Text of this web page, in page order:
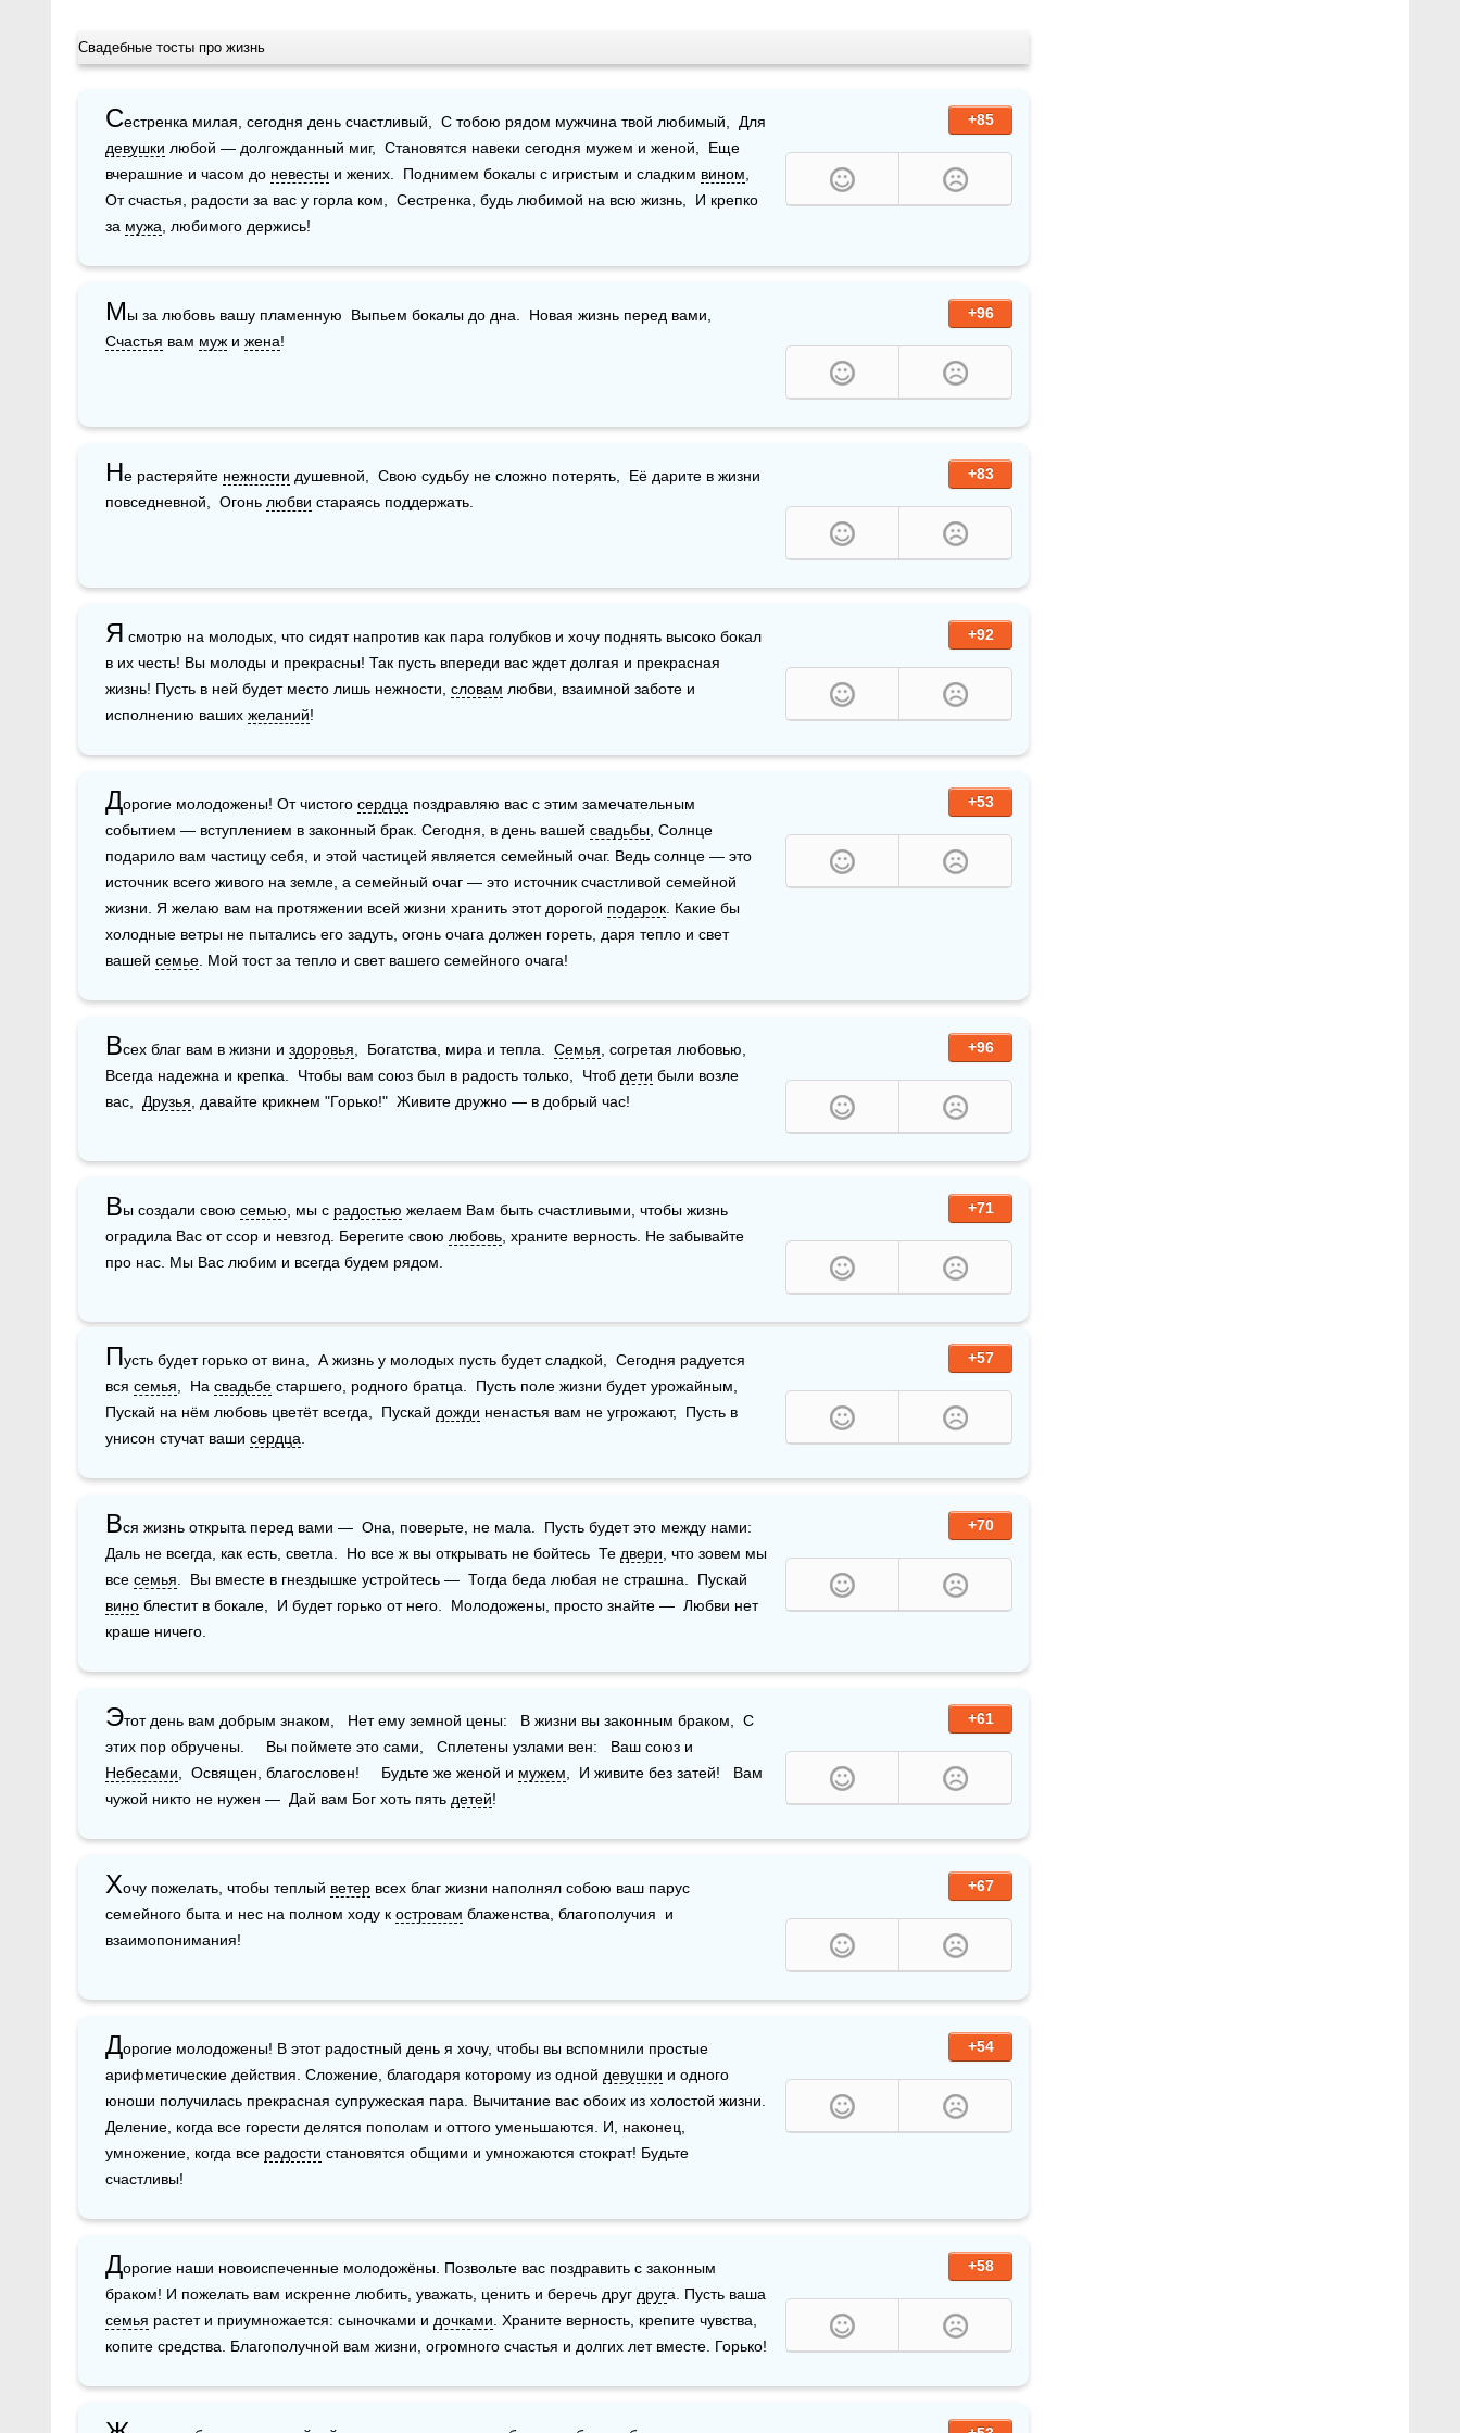
Свадебные тосты про жизнь
+85
С
девушки любой — долгожданный миг,  Становятся навеки сегодня мужем и женой,  Еще
вчерашние и часом до невесты и жених.  Поднимем бокалы с игристым и сладким вином
От счастья, радости за вас у горла ком,  Сестренка, будь любимой на всю жизнь,  И крепко
за мужа , любимого держись!
+96
М
Счастья вам муж и жена!
+83
Не растеряйте нежности душевной,  Свою судьбу не сложно потерять,  Её дарите в жизни
повседневной,  Огонь любви стараясь поддержать.
+92
Я смотрю на молодых, что сидят напротив как пара голубков и хочу поднять высоко бокал
в их честь! Вы молоды и прекрасны! Так пусть впереди вас ждет долгая и прекрасная
жизнь! Пусть в ней будет место лишь нежности, словам любви, взаимной заботе и
исполнению ваших желаний!
+53
Дорогие молодожены! От чистого сердца поздравляю вас с этим замечательным
событием — вступлением в законный брак. Сегодня, в день вашей свадьбы , Солнце
подарило вам частицу себя, и этой частицей является семейный очаг. Ведь солнце — это
источник всего живого на земле, а семейный очаг — это источник счастливой семейной
жизни. Я желаю вам на протяжении всей жизни хранить этот дорогой подарок . Какие бы
холодные ветры не пытались его задуть, огонь очага должен гореть, даря тепло и свет
вашей семье . Мой тост за тепло и свет вашего семейного очага!
+96
Всех благ вам в жизни и здоровья ,  Богатства, мира и тепла. Семья , согретая любовью,
Всегда надежна и крепка.  Чтобы вам союз был в радость только,  Чтоб дети были возле
вас, Друзья , давайте крикнем "Горько!"  Живите дружно — в добрый час!
+71
Вы создали свою семью , мы с радостью желаем Вам быть счастливыми, чтобы жизнь
оградила Вас от ссор и невзгод. Берегите свою любовь , храните верность. Не забывайте
про нас. Мы Вас любим и всегда будем рядом.
+57
Пусть будет горько от вина,  А жизнь у молодых пусть будет сладкой,  Сегодня радуется
вся семья ,  На свадьбе старшего, родного братца.  Пусть поле жизни будет урожайным,
Пускай на нём любовь цветёт всегда,  Пускай дожди ненастья вам не угрожают,  Пусть в
унисон стучат ваши сердца
+70
Вся жизнь открыта перед вами —  Она, поверьте, не мала.  Пусть будет это между нами:
Даль не всегда, как есть, светла.  Но все ж вы открывать не бойтесь  Те двери , что зовем мы
все семья
вино блестит в бокале,  И будет горько от него.  Молодожены, просто знайте —  Любви нет
краше ничего.
+61
Этот день вам добрым знаком,   Нет ему земной цены:   В жизни вы законным браком,  С
Небесами ,  Освящен, благословен!     Будьте же женой и мужем ,  И живите без затей!   Вам
чужой никто не нужен —  Дай вам Бог хоть пять детей!
+67
Хочу пожелать, чтобы теплый ветер всех благ жизни наполнял собою ваш парус
семейного быта и нес на полном ходу к островам блаженства, благополучия  и
взаимопонимания!
+54
Дорогие молодожены! В этот радостный день я хочу, чтобы вы вспомнили простые
арифметические действия. Сложение, благодаря которому из одной девушки и одного
юноши получилась прекрасная супружеская пара. Вычитание вас обоих из холостой жизни.
Деление, когда все горести делятся пополам и оттого уменьшаются. И, наконец,
умножение, когда все радости становятся общими и умножаются стократ! Будьте
счастливы!
+58
Дорогие наши новоиспеченные молодожёны. Позвольте вас поздравить с законным
браком! И пожелать вам искренне любить, уважать, ценить и беречь друг друг
семья растет и приумножается: сыночками и дочками . Храните верность, крепите чувства,
копите средства. Благополучной вам жизни, огромного счастья и долгих лет вместе. Горько!